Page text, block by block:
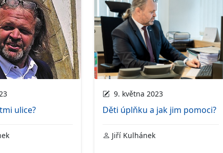
ulice?
9. května 2023
Děti úplňku a jak jim pomoci?
Jiří Kulhánek